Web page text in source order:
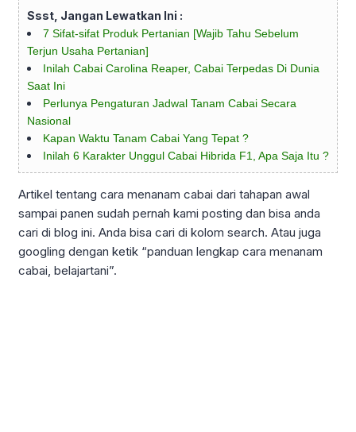
Ssst, Jangan Lewatkan Ini :
7 Sifat-sifat Produk Pertanian [Wajib Tahu Sebelum
Terjun Usaha Pertanian]
Inilah Cabai Carolina Reaper, Cabai Terpedas Di Dunia
Saat Ini
Perlunya Pengaturan Jadwal Tanam Cabai Secara
Nasional
Kapan Waktu Tanam Cabai Yang Tepat ?
Inilah 6 Karakter Unggul Cabai Hibrida F1, Apa Saja Itu ?
Artikel tentang cara menanam cabai dari tahapan awal
sampai panen sudah pernah kami posting dan bisa anda
cari di blog ini. Anda bisa cari di kolom search. Atau juga
googling dengan ketik “panduan lengkap cara menanam
cabai, belajartani”.